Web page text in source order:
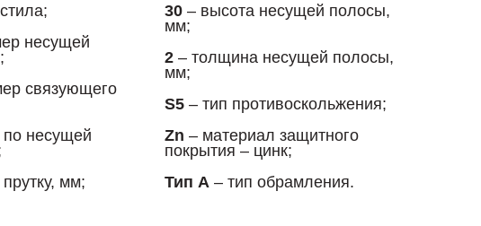
несущей
связующего
несущей
мм;
30 – высота несущей полосы,
мм;
2 – толщина несущей полосы,
мм;
S5 – тип противоскольжения;
Zn – материал защитного
покрытия – цинк;
Тип А – тип обрамления.